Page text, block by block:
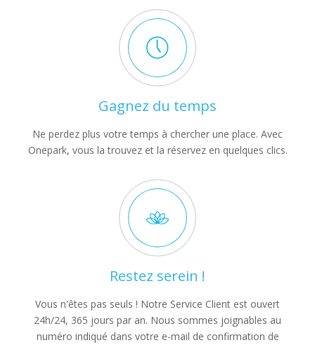
Gagnez du temps
Ne perdez plus votre temps à chercher une place. Avec
Onepark, vous la trouvez et la réservez en quelques clics.
Restez serein !
Vous n'êtes pas seuls ! Notre Service Client est ouvert
24h/24, 365 jours par an. Nous sommes joignables au
numéro indiqué dans votre e-mail de confirmation de